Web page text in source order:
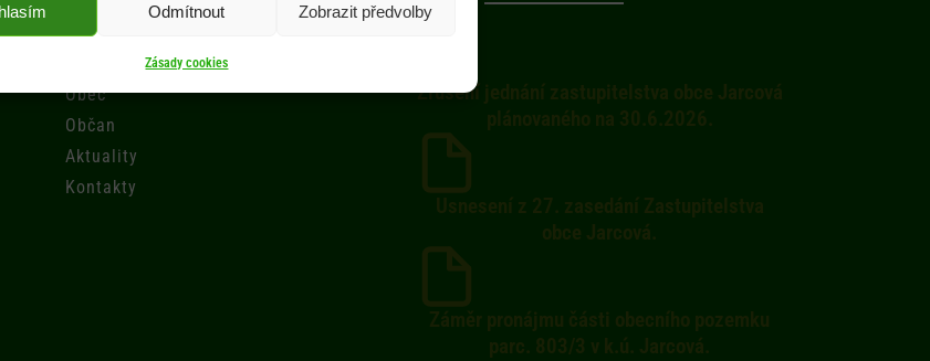
Odmítnout Zobrazit předvolby
Zásady cookies
Úřad
Úřední deska
Obec
Občan
Aktuality
Kontakty
Zrušení jednání zastupitelstva obce Jarcová